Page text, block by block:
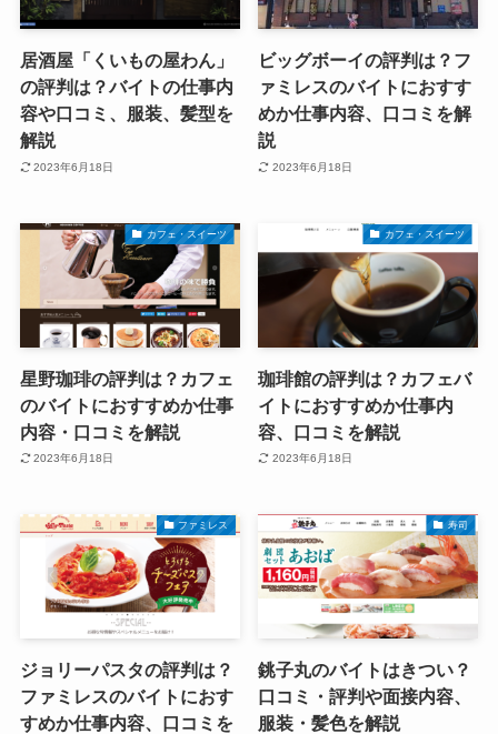
居酒屋「くいもの屋わん」
の評判は？バイトの仕事内
容や口コミ、服装、髪型を
解説
2023年6月18日
ビッグボーイの評判は？フ
ァミレスのバイトにおすす
めか仕事内容、口コミを解
説
2023年6月18日
カフェ・スイーツ
星野珈琲の評判は？カフェ
のバイトにおすすめか仕事
内容・口コミを解説
2023年6月18日
カフェ・スイーツ
珈琲館の評判は？カフェバ
イトにおすすめか仕事内
容、口コミを解説
2023年6月18日
ファミレス
ジョリーパスタの評判は？
ファミレスのバイトにおす
すめか仕事内容、口コミを
寿司
銚子丸のバイトはきつい？
口コミ・評判や面接内容、
服装・髪色を解説